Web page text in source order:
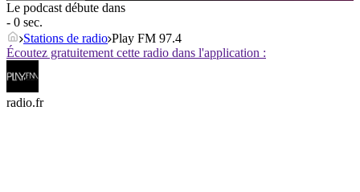
Le podcast débute dans
- 0 sec.
Stations de radio Play FM 97.4
Écoutez gratuitement cette radio dans l'application :
radio.fr